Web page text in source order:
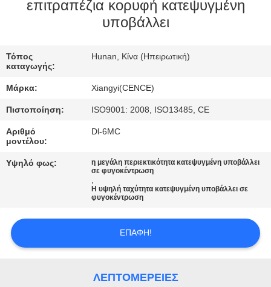
ΈΛΕΓΧΟΣ
ΕΠΙΚΟΙΝΩΝΉΣΤΕ
ΜΑΖΊ
ΜΑΣ
ΕΙΔΉΣΕΙΣ
ΥΠΟΘΈΣΕΙΣ
VR
SITEMAP
επιτραπέζια κορυφή κατεψυγμένη
υποβάλλει
Τόπος
καταγωγής:
Hunan, Κίνα (Ηπειρωτική)
Μάρκα: Xiangyi(CENCE)
Πιστοποίηση: ISO9001: 2008, ISO13485, CE
Αριθμό
μοντέλου:
Dl-6MC
Υψηλό φως:
η μεγάλη περιεκτικότητα κατεψυγμένη υποβάλλει
σε φυγοκέντρωση
,
Η υψηλή ταχύτητα κατεψυγμένη υποβάλλει σε
φυγοκέντρωση
ΕΠΑΦΉ!
ΛΕΠΤΟΜΈΡΕΙΕΣ